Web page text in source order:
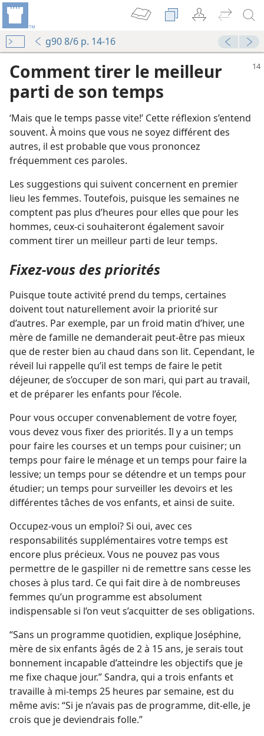
g90 8/6 p. 14-16
Comment tirer le meilleur
parti de son temps
‘Mais que le temps passe vite!’ Cette réflexion s’entend
souvent. À moins que vous ne soyez différent des
autres, il est probable que vous prononcez
fréquemment ces paroles.
Les suggestions qui suivent concernent en premier
lieu les femmes. Toutefois, puisque les semaines ne
comptent pas plus d’heures pour elles que pour les
hommes, ceux-ci souhaiteront également savoir
comment tirer un meilleur parti de leur temps.
Fixez-​vous des priorités
Puisque toute activité prend du temps, certaines
doivent tout naturellement avoir la priorité sur
d’autres. Par exemple, par un froid matin d’hiver, une
mère de famille ne demanderait peut-être pas mieux
que de rester bien au chaud dans son lit. Cependant, le
réveil lui rappelle qu’il est temps de faire le petit
déjeuner, de s’occuper de son mari, qui part au travail,
et de préparer les enfants pour l’école.
Pour vous occuper convenablement de votre foyer,
vous devez vous fixer des priorités. Il y a un temps
pour faire les courses et un temps pour cuisiner; un
temps pour faire le ménage et un temps pour faire la
lessive; un temps pour se détendre et un temps pour
étudier; un temps pour surveiller les devoirs et les
différentes tâches de vos enfants, et ainsi de suite.
Occupez-​vous un emploi? Si oui, avec ces
responsabilités supplémentaires votre temps est
encore plus précieux. Vous ne pouvez pas vous
permettre de le gaspiller ni de remettre sans cesse les
choses à plus tard. Ce qui fait dire à de nombreuses
femmes qu’un programme est absolument
indispensable si l’on veut s’acquitter de ses obligations.
“Sans un programme quotidien, explique Joséphine,
mère de six enfants âgés de 2 à 15 ans, je serais tout
bonnement incapable d’atteindre les objectifs que je
me fixe chaque jour.” Sandra, qui a trois enfants et
travaille à mi-temps 25 heures par semaine, est du
même avis: “Si je n’avais pas de programme, dit-​elle, je
crois que je deviendrais folle.”